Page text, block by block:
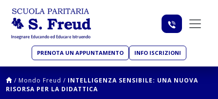
PRENOTA UN APPUNTAMENTO INFO ISCRIZIONI
/ Mondo Freud / INTELLIGENZA SENSIBILE: UNA NUOVA
RISORSA PER LA DIDATTICA